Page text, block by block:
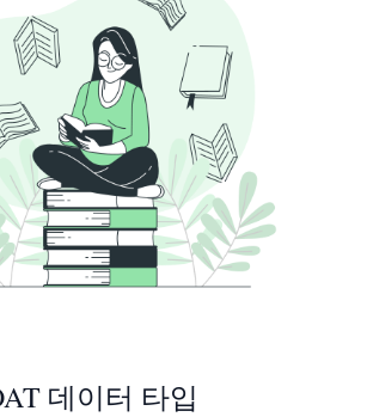
데이터 타입